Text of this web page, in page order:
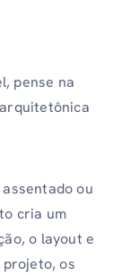
pense na
ou
cria um
o layout e
os